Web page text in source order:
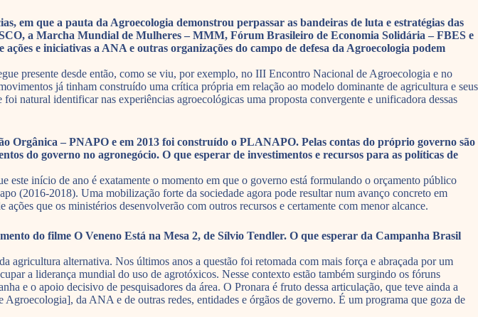
em que a pauta da Agroecologia demonstrou perpassar as bandeiras de luta e estratégias das
a Marcha Mundial de Mulheres – MMM, Fórum Brasileiro de Economia Solidária – FBES e
e iniciativas a ANA e outras organizações do campo de defesa da Agroecologia podem
presente desde então, como se viu, por exemplo, no III Encontro Nacional de Agroecologia e no
já tinham construído uma crítica própria em relação ao modelo dominante de agricultura e seus
natural identificar nas experiências agroecológicas uma proposta convergente e unificadora dessas
Orgânica – PNAPO e em 2013 foi construído o PLANAPO. Pelas contas do próprio governo são
do governo no agronegócio. O que esperar de investimentos e recursos para as políticas de
início de ano é exatamente o momento em que o governo está formulando o orçamento público
(2016-2018). Uma mobilização forte da sociedade agora pode resultar num avanço concreto em
que os ministérios desenvolverão com outros recursos e certamente com menor alcance.
do filme O Veneno Está na Mesa 2, de Sílvio Tendler. O que esperar da Campanha Brasil
alternativa. Nos últimos anos a questão foi retomada com mais força e abraçada por um
a liderança mundial do uso de agrotóxicos. Nesse contexto estão também surgindo os fóruns
e o apoio decisivo de pesquisadores da área. O Pronara é fruto dessa articulação, que teve ainda a
da ANA e de outras redes, entidades e órgãos de governo. É um programa que goza de